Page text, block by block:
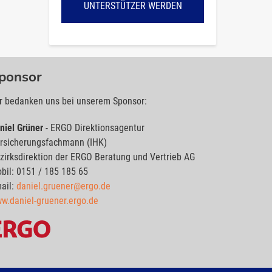
UNTERSTÜTZER WERDEN
bedanken uns bei unserem Sponsor:
Grüner- ERGO Direktionsagentur
(IHK)
der ERGO Beratung und Vertrieb AG
0151 / 185 185 65
daniel.gruener@ergo.de
gruener.ergo.de